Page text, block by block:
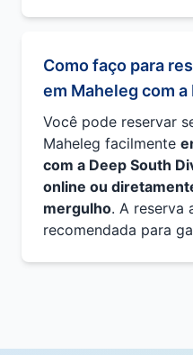
Como faço para
em Maheleg com
Você pode reservar
Maheleg facilmente
com a Deep South
online ou
mergulho. A reserva
recomendada para